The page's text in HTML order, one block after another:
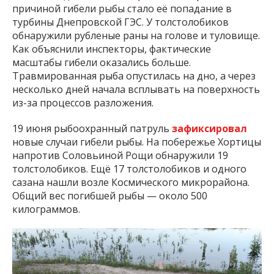
причиной гибели рыбы стало её попадание в
турбины Днепровской ГЭС. У толстолобиков
обнаружили рубленые раны на голове и туловище.
Как объяснили инспекторы, фактические
масштабы гибели оказались больше.
Травмированная рыба опустилась на дно, а через
несколько дней начала всплывать на поверхность
из-за процессов разложения.
19 июня рыбоохранный патруль зафиксировал
новые случаи гибели рыбы. На побережье Хортицы
напротив Соловьиной Рощи обнаружили 19
толстолобиков. Ещё 17 толстолобиков и одного
сазана нашли возле Космического микрорайона.
Общий вес погибшей рыбы — около 500
килограммов.